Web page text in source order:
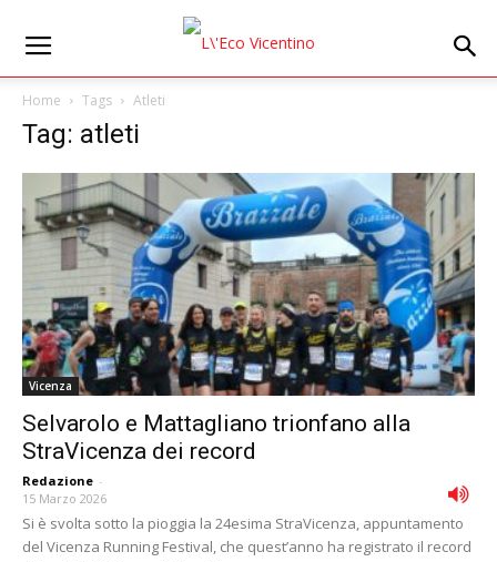
Home Tags Atleti
Tag: atleti
Vicenza
Selvarolo e Mattagliano trionfano alla
StraVicenza dei record
Redazione -
15 Marzo 2026
Si è svolta sotto la pioggia la 24esima StraVicenza, appuntamento
del Vicenza Running Festival, che quest’anno ha registrato il record